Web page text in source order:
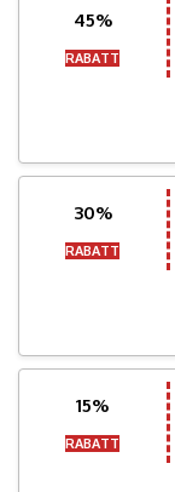
45%
RABATT
30%
RABATT
15%
RABATT